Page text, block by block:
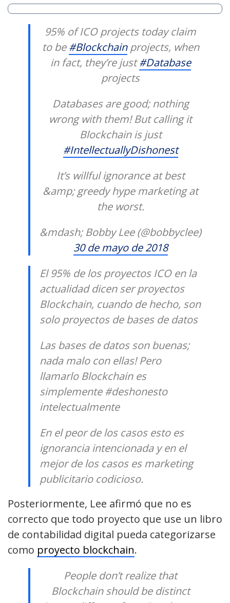
95% of ICO projects today claim
to be#Blockchainprojects, when
in fact, they’re just#Database
projects
Databases are good; nothing
wrong with them! But calling it
Blockchain is just
#IntellectuallyDishonest
It’s willful ignorance at best
&amp; greedy hype marketing at
the worst.
&mdash; Bobby Lee (@bobbyclee)
30 de mayo de 2018
El 95% de los proyectos ICO en la
actualidad dicen ser proyectos
Blockchain, cuando de hecho, son
solo proyectos de bases de datos
Las bases de datos son buenas;
nada malo con ellas! Pero
llamarlo Blockchain es
simplemente #deshonesto
intelectualmente
En el peor de los casos esto es
ignorancia intencionada y en el
mejor de los casos es marketing
publicitario codicioso.
Posteriormente, Lee afirmó que no es
correcto que todo proyecto que use un libro
de contabilidad digital pueda categorizarse
como proyecto blockchain.
People don’t realize that
Blockchain should be distinct